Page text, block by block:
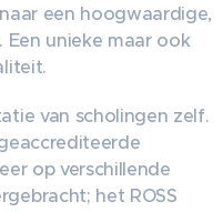
een hoogwaardige,
unieke maar ook
van scholingen zelf.
op verschillende
het ROSS